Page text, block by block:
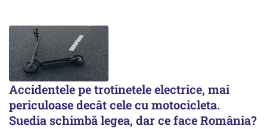
Accidentele pe trotinetele electrice, mai
periculoase decât cele cu motocicleta.
Suedia schimbă legea, dar ce face România?